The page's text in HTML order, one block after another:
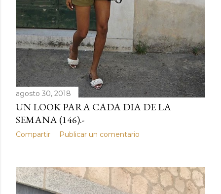
agosto 30, 2018
UN LOOK PARA CADA DIA DE LA
SEMANA (146).-
Compartir Publicar un comentario